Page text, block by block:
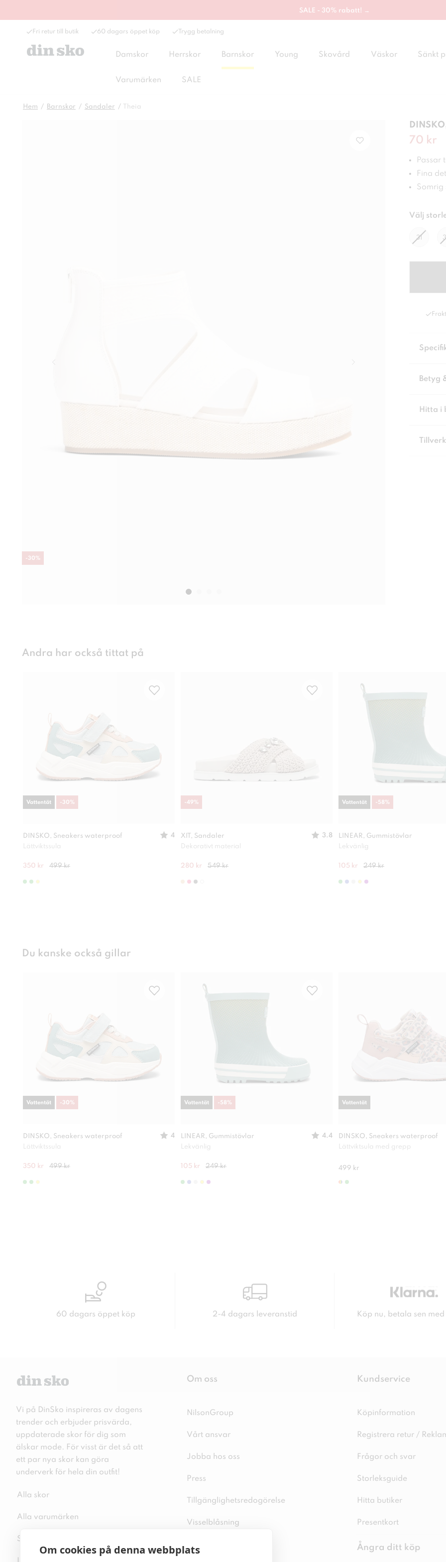
Om cookies på denna webbplats
SALE - 30% rabatt! →
Fri retur till butik 60 dagars öppet köp Trygg betalning
Damskor Herrskor Barnskor Young Skovård Väskor Sänkt
Varumärken SALE
Hem Barnskor Sandaler Theia
-30%
70 kr
Passar
Fina
Somrig
Välj
31
Betyg
Hitta i
Andra har också tittat på
DINSKO, Sneakers waterproof
4
Lättviktssula
350 kr 499 kr
Vattentät -30%
XIT, Sandaler
3.8
Dekorativt material
280 kr 549 kr
-49%
LINEAR, Gummistövlar
Lekvänlig
105 kr 249 kr
Vattentät -58 %
Du kanske också gillar
DINSKO, Sneakers waterproof
4
Lättviktssula
350 kr 499 kr
Vattentät -30%
LINEAR, Gummistövlar
4.4
Lekvänlig
105 kr 249 kr
Vattentät -58 %
DINSKO, Sneakers waterproof
Lättviktsula med grepp
499 kr
Vattentät
60 dagars öppet köp 2-4 dagars leveranstid Köp nu, betala sen
Vi på DinSko inspireras av dagens
trender och erbjuder prisvärda,
uppdaterade skor för dig som
älskar mode. För visst är det så att
ett par nya skor kan göra
underverk för hela din outfit!
Alla skor
Alla varumärken
Sitemap
Om oss
NilsonGroup
Vårt ansvar
Jobba hos oss
Press
Tillgänglighetsredogörelse
Visselblåsning
Kundservice
Köpinformation
Registrera retur /
Frågor och svar
Storleksguide
Hitta butiker
Presentkort
Ångra ditt köp